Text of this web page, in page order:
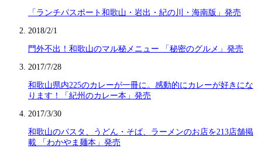
「ランチパスポート和歌山・岩出・紀の川・海南版」発売
2018/2/1
門外不出！和歌山のマル秘メニュー 「秘密のグルメ」発売
2017/7/28
和歌山県内225のカレーが一冊に。感動的にカレーが好きにな
ります！「紀州のカレー本」発売
2017/3/30
和歌山のパスタ、うどん・そば、ラーメンのお店を213店舗掲
載 「わかやま麺本」発売